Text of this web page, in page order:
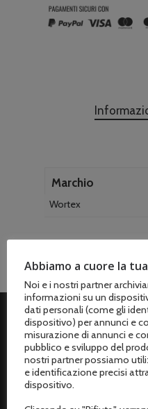
Marchio
Wortex
ASSISTENZA
Spedizioni
Metodi di
Abbiamo a cuore la
Noi e i nostri partner
informazioni su un
dati personali (come gli
dispositivo) per annunci e
misurazione di annunci e
pubblico e sviluppo del
nostri partner possiamo
e identificazione precisi
dispositivo.